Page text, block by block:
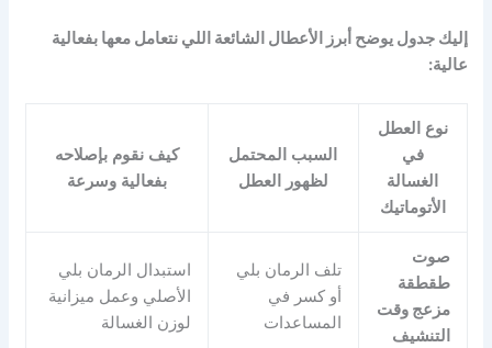
إليك جدول يوضح أبرز الأعطال الشائعة اللي نتعامل معها بفعالية
عالية:
نوع العطل
في
الغسالة
الأتوماتيك
السبب المحتمل
لظهور العطل
كيف نقوم بإصلاحه
بفعالية وسرعة
صوت
طقطقة
مزعج وقت
التنشيف
تلف الرمان بلي
أو كسر في
المساعدات
استبدال الرمان بلي
الأصلي وعمل ميزانية
لوزن الغسالة